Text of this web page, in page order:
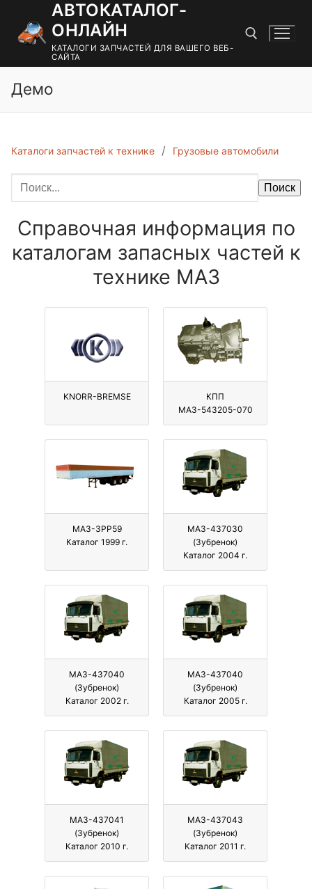
содержимому
АВТОКАТАЛОГ-
ОНЛАЙН
КАТАЛОГИ ЗАПЧАСТЕЙ ДЛЯ ВАШЕГО ВЕБ-
САЙТА
Демо
Каталоги запчастей к технике Грузовые автомобили
Поиск
Справочная информация по
каталогам запасных частей к
технике МАЗ
KNORR-BREMSE
КПП
МАЗ-543205-070
МАЗ-3PP59
Каталог 1999 г.
МАЗ-437030
(Зубренок)
Каталог 2004 г.
МАЗ-437040
(Зубренок)
Каталог 2002 г.
МАЗ-437040
(Зубренок)
Каталог 2005 г.
МАЗ-437041
(Зубренок)
Каталог 2010 г.
МАЗ-437043
(Зубренок)
Каталог 2011 г.